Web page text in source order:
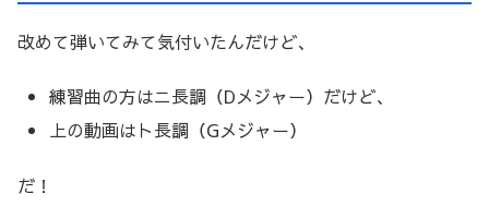
改めて弾いてみて気付いたんだけど、
練習曲の方はニ長調（Dメジャー）だけど、
上の動画はト長調（Gメジャー）
だ！